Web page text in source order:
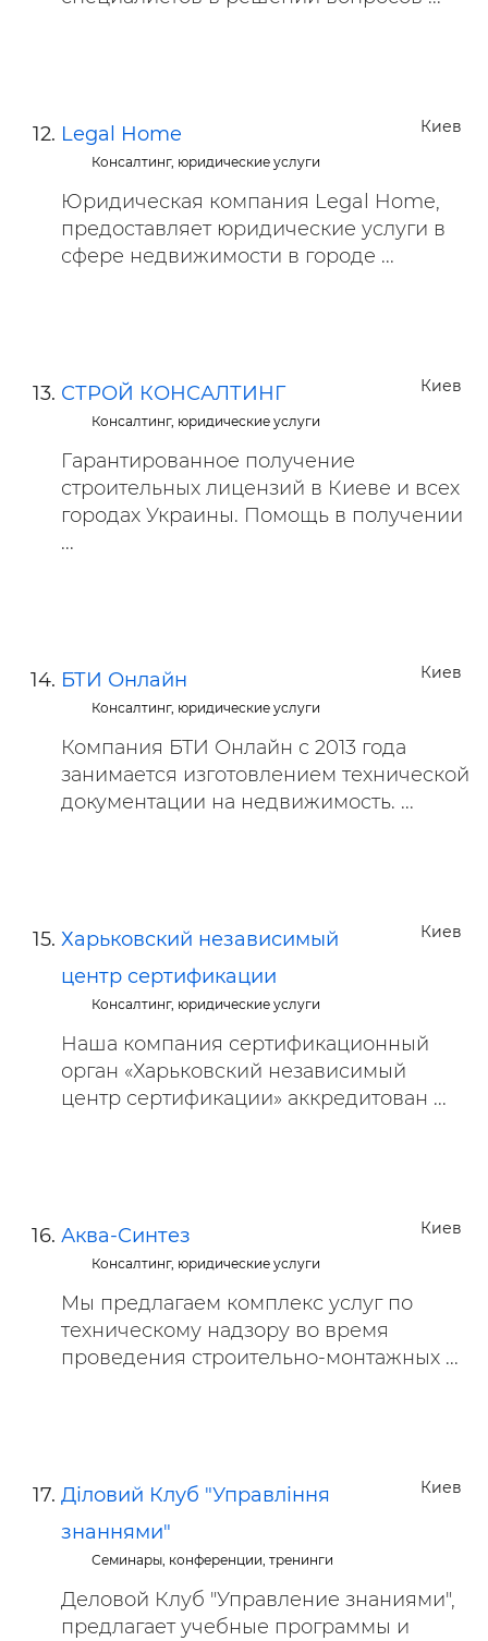
Киев
Legal Home
Консалтинг, юридические услуги
Юридическая компания Legal Home,
предоставляет юридические услуги в
сфере недвижимости в городе ...
Киев
СТРОЙ КОНСАЛТИНГ
Консалтинг, юридические услуги
Гарантированное получение
строительных лицензий в Киеве и всех
городах Украины. Помощь в получении
...
Киев
БТИ Онлайн
Консалтинг, юридические услуги
Компания БТИ Онлайн с 2013 года
занимается изготовлением технической
документации на недвижимость. ...
Киев
Харьковский независимый
центр сертификации
Консалтинг, юридические услуги
Наша компания сертификационный
орган «Харьковский независимый
центр сертификации» аккредитован ...
Киев
Аква-Синтез
Консалтинг, юридические услуги
Мы предлагаем комплекс услуг по
техническому надзору во время
проведения строительно-монтажных ...
Киев
Діловий Клуб "Управління
знаннями"
Семинары, конференции, тренинги
Деловой Клуб "Управление знаниями",
предлагает учебные программы и